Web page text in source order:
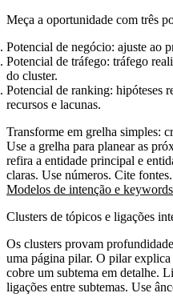
Meça a oportunidade com três
Potencial de negócio: ajuste ao
Potencial de tráfego: tráfego
do cluster.
Potencial de ranking: hipóteses
recursos e lacunas.
Transforme em grelha simples:
Use a grelha para planear as
refira a entidade principal e
claras. Use números. Cite
Modelos de intenção e keywords
Clusters de tópicos e ligações
Os clusters provam
uma página pilar. O pilar
cobre um subtema em detalhe.
ligações entre subtemas. Use